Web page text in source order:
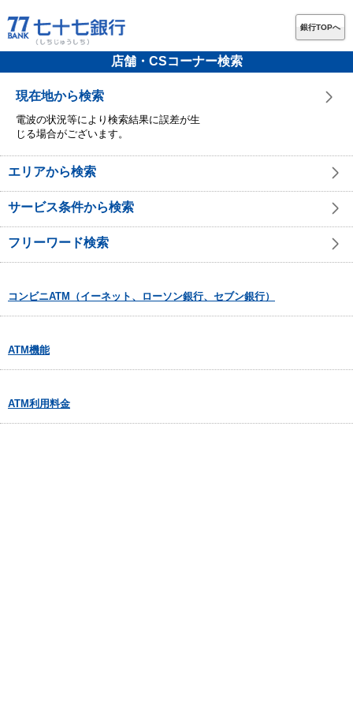
銀行TOPへ
店舗・CSコーナー検索
現在地から検索
電波の状況等により検索結果に誤差が生
じる場合がございます。
エリアから検索
サービス条件から検索
フリーワード検索
コンビニATM（イーネット、ローソン銀行、セブン銀行）
ATM機能
ATM利用料金